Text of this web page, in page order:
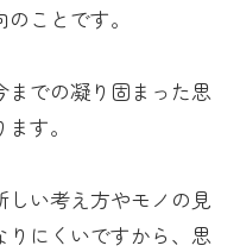
ことです。
までの凝り固まった思
す。
しい考え方やモノの見
にくいですから、思